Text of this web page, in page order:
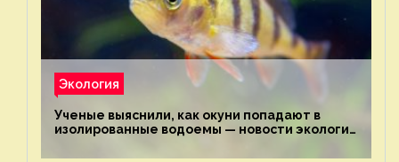
Экология
Ученые выяснили, как окуни попадают в
изолированные водоемы — новости экологии